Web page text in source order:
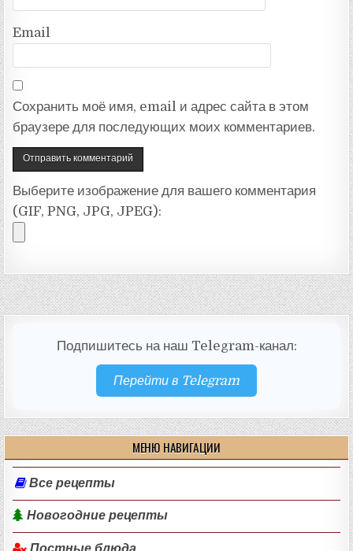
Email
Сохранить моё имя, email и адрес сайта в этом
браузере для последующих моих комментариев.
Выберите изображение для вашего комментария
(GIF, PNG, JPG, JPEG):
Подпишитесь на наш Telegram-канал:
Перейти в Telegram
МЕНЮ НАВИГАЦИИ
Все рецепты
Новогодние рецепты